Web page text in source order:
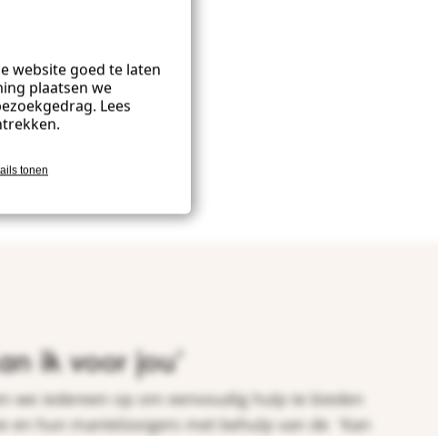
website goed te laten
plaatsen we
Lees
tonen
ik voor jou'
we iedereen op om eenvoudig hulp te bieden
en hun mantelzorgers met behulp van de 'Kan